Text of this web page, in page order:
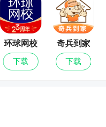
算机一级考试前备考刷
试的考试大纲，用户可
方向，制定出合理的
顺利通过考试。软件还
真题集和模拟试题，
新计算机一级2022年
环球网校
下载
奇兵到家
下载